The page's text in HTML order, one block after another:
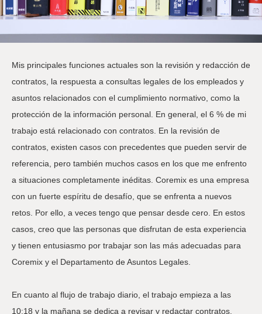
Mis principales funciones actuales son la revisión y redacción de
contratos, la respuesta a consultas legales de los empleados y
asuntos relacionados con el cumplimiento normativo, como la
protección de la información personal. En general, el 6 % de mi
trabajo está relacionado con contratos. En la revisión de
contratos, existen casos con precedentes que pueden servir de
referencia, pero también muchos casos en los que me enfrento
a situaciones completamente inéditas. Coremix es una empresa
con un fuerte espíritu de desafío, que se enfrenta a nuevos
retos. Por ello, a veces tengo que pensar desde cero. En estos
casos, creo que las personas que disfrutan de esta experiencia
y tienen entusiasmo por trabajar son las más adecuadas para
Coremix y el Departamento de Asuntos Legales.
En cuanto al flujo de trabajo diario, el trabajo empieza a las
10:18 y la mañana se dedica a revisar y redactar contratos.